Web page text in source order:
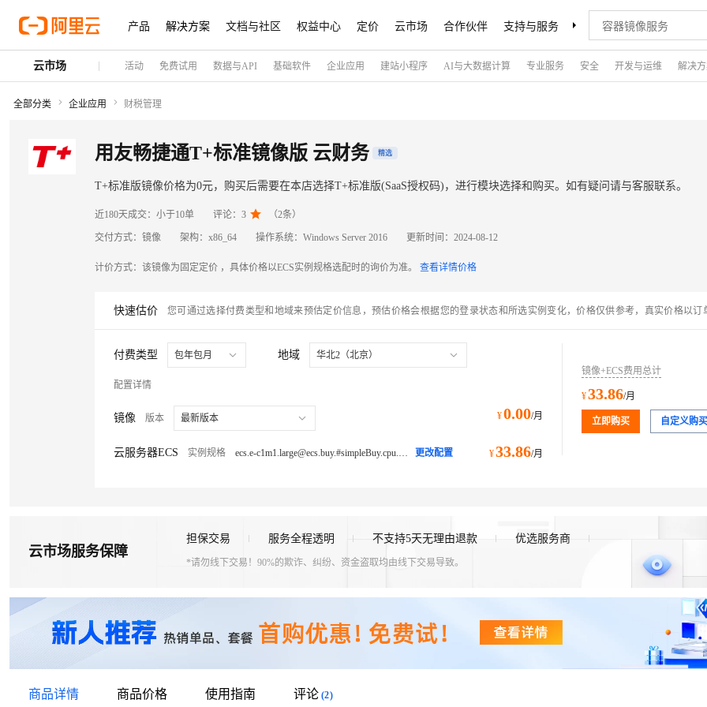
产品 解决方案 文档与社区 权益中心 定价 云市场 合作伙伴 支持与服务 了解阿里云
云市场 活动 免费试用 数据与API 基础软件 企业应用 建站小程序 AI与大数据计算 专业服务 安全 开发与运维 解决
全部分类 企业应用 财税管理
用友畅捷通T+标准镜像版 云财务 精选
T+标准版镜像价格为0元，购买后需要在本店选择T+标准版(SaaS授权码)，进行模块选择和购买。如有疑问请与客服联系。
近180天成交： 小于10单 评论： 3  （2条）
交付方式： 镜像 架构： x86_64 操作系统： Windows Server 2016 更新时间： 2024-08-12
计价方式： 该镜像为固定定价 ，具体价格以ECS实例规格选配时的询价为准。 查看详情价格
快速估价 您可通过选择付费类型和地域来预估定价信息，预估价格会根据您的登录状态和所选实例变化，价格仅供参考，真实价格以订
付费类型 包年包月 地域 华北2（北京）
配置详情
镜像 版本 最新版本 ¥0.00/月
云服务器ECS 实例规格 ecs.e-c1m1.large@ecs.buy.#simpleBuy.cpu.memory经济型 e 更改配置 ¥33.86/月
镜像+ECS费用总计
¥33.86/月
立即购买 自定义购买
云市场服务保障
担保交易 服务全程透明 不支持5天无理由退款 优选服务商
*请勿线下交易！90%的欺诈、纠纷、资金盗取均由线下交易导致。
商品详情 商品价格 使用指南 评论 (2)